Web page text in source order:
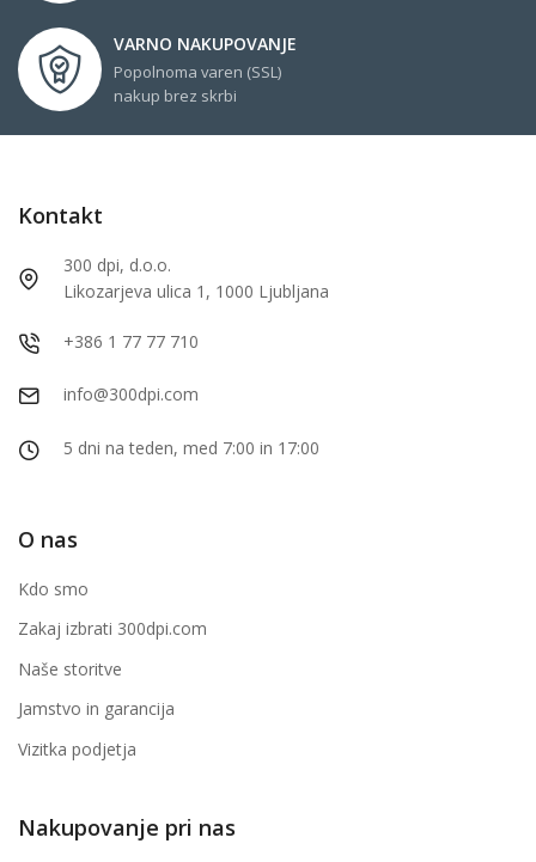
VARNO NAKUPOVANJE
Popolnoma varen (SSL)
nakup brez skrbi
Kontakt
300 dpi, d.o.o.
Likozarjeva ulica 1, 1000 Ljubljana
+386 1 77 77 710
info@300dpi.com
5 dni na teden, med 7:00 in 17:00
O nas
Kdo smo
Zakaj izbrati 300dpi.com
Naše storitve
Jamstvo in garancija
Vizitka podjetja
Nakupovanje pri nas